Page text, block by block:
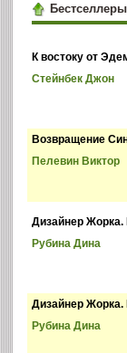
К востоку от
Стейнбек Джон
Возвращение
Пелевин Виктор
Дизайнер Жорка.
Рубина Дина
Дизайнер Жорка.
Рубина Дина